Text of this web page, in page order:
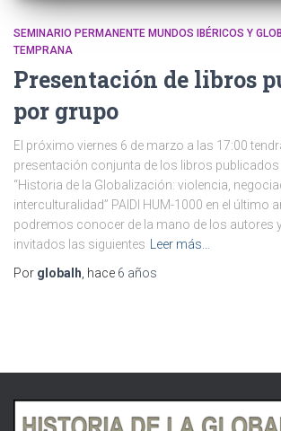
SEMINARIO PERMANENTE MUNDOS IBÉRICOS Y
TEMPRANA
Presentación de libros
por grupo
El próximo viernes 6 de marzo a las 17:00
presentación conjunta de los libros publicados
“Historia de la Globalización: violencia,
interculturalidad” PAIDI HUM-1000 en el último
podremos conocer de la mano de los autores
invitados las siguientes Leer más…
Por globalh , hace 6 años